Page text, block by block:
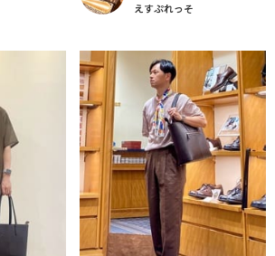
えすぷれっそ